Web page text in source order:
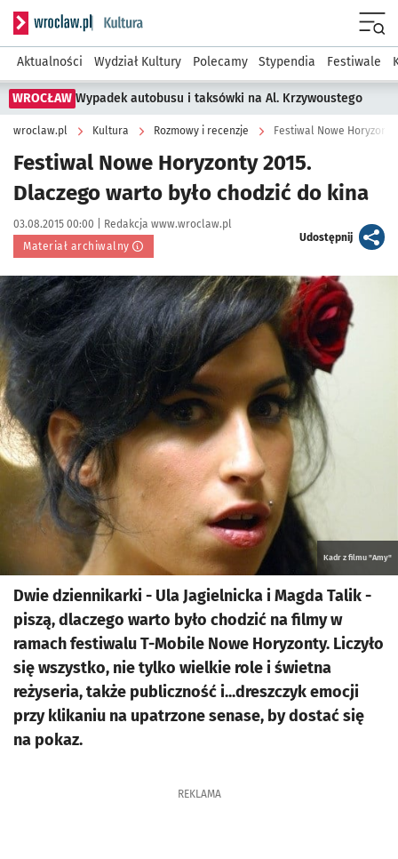
Serwis informacyjny wroclaw.pl podserwis: Kultura
Aktualności Wydział Kultury Polecamy Stypendia Festiwale
WROCŁAW Wypadek autobusu i taksówki na Al. Krzywoustego
wroclaw.pl Kultura Rozmowy i recenzje Festiwal Nowe
Festiwal Nowe Horyzonty 2015.
Dlaczego warto było chodzić do kina
Data publikacji:
03.08.2015 00:00 | Autor:
Redakcja www.wroclaw.pl
Materiał archiwalny
Udostępnijartykuł
Kliknij, aby powiększyć
Kadr z filmu "Amy"
Dwie dziennikarki - Ula Jagielnicka i Magda Talik -
piszą, dlaczego warto było chodzić na filmy w
ramach festiwalu T-Mobile Nowe Horyzonty. Liczyło
się wszystko, nie tylko wielkie role i świetna
reżyseria, także publiczność i...dreszczyk emocji
przy klikaniu na upatrzone senase, by dostać się
na pokaz.
REKLAMA